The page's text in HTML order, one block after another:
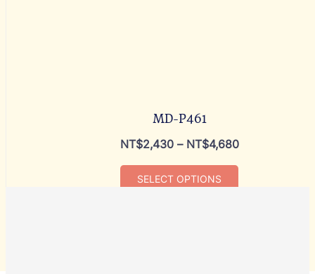
MD-P461
NT$2,430– NT$4,680
SELECT OPTIONS